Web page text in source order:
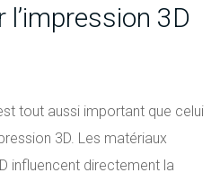
3D
tout aussi important que celui
3D. Les matériaux
influencent directement la